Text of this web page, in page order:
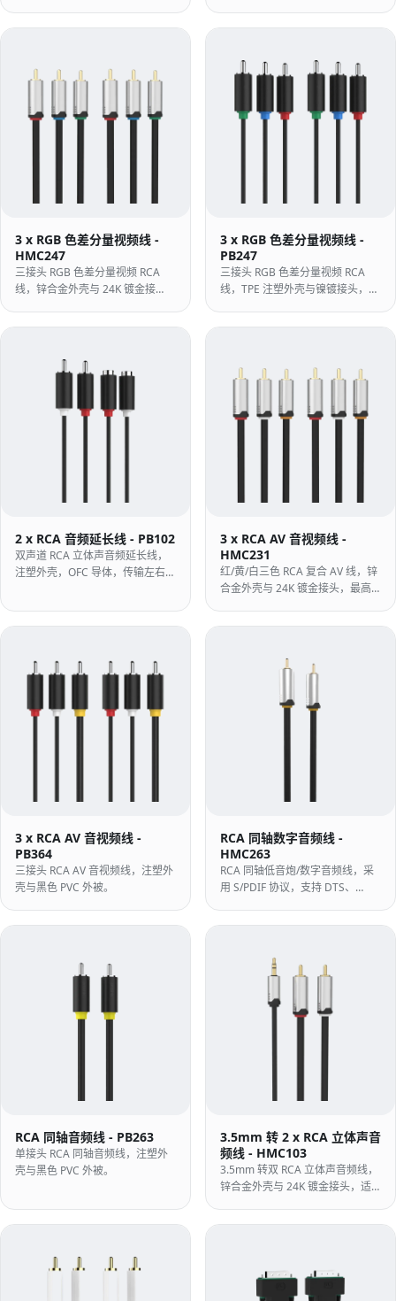
大器、接收器和机架安装。
3 x RGB 色差分量视频线 -
HMC247
三接头 RGB 色差分量视频 RCA
线，锌合金外壳与 24K 镀金接
3 x RGB 色差分量视频线 -
PB247
三接头 RGB 色差分量视频 RCA
线，TPE 注塑外壳与镍镀接头，最
2 x RCA 音频延长线 - PB102
双声道 RCA 立体声音频延长线，
注塑外壳，OFC 导体，传输左右声
3 x RCA AV 音视频线 -
HMC231
红/黄/白三色 RCA 复合 AV 线，锌
合金外壳与 24K 镀金接头，最高
3 x RCA AV 音视频线 -
PB364
三接头 RCA AV 音视频线，注塑外
壳与黑色 PVC 外被。
RCA 同轴数字音频线 -
HMC263
RCA 同轴低音炮/数字音频线，采
用 S/PDIF 协议，支持 DTS、
壳。
RCA 同轴音频线 - PB263
单接头 RCA 同轴音频线，注塑外
壳与黑色 PVC 外被。
3.5mm 转 2 x RCA 立体声音
频线 - HMC103
3.5mm 转双 RCA 立体声音频线，
锌合金外壳与 24K 镀金接头，适